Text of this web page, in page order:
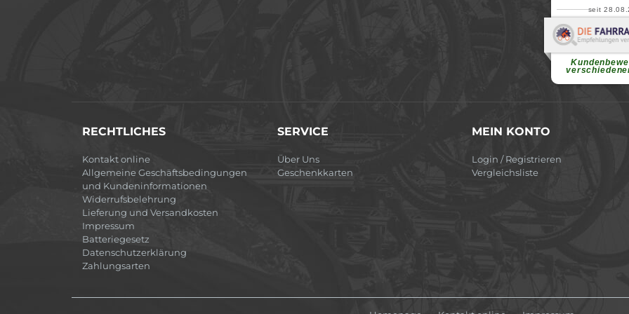
seit
Superschnelle und
weiterlesen
RECHTLICHES
Kontakt online
Allgemeine Geschäftsbedingungen
und Kundeninformationen
Widerrufsbelehrung
Lieferung und Versandkosten
Impressum
Batteriegesetz
Datenschutzerklärung
Zahlungsarten
SERVICE
Über Uns
Geschenkkarten
MEIN KONTO
Login / Registrieren
Vergleichsliste